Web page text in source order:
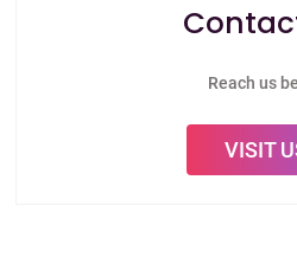
Reach us
VISIT